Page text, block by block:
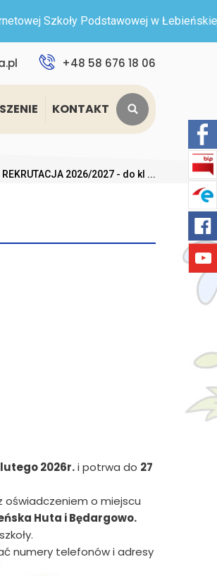
Szkoły Podstawowej w Łebieńskiej
+48 58 676 18 06
KONTAKT
REKRUTACJA 2026/2027 - do kl ...
lutego 2026r.i potrwa do 27
oświadczeniem o miejscu
Huta i Będargowo.
numery telefonów i adresy